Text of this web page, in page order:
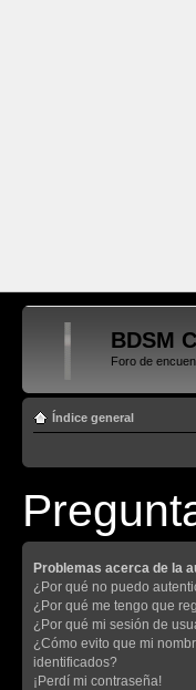
BDSM
Foro de
Índice general
Problemas acerca de la
¿Por qué no puedo
¿Por qué me tengo que
¿Por qué mi sesión de
¿Cómo evito que mi
identificados?
¡Perdí mi contraseña!